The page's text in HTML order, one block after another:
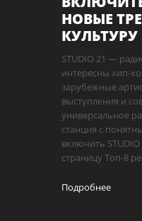
НОВЫЕ
КУЛЬТУРУ
STUDIO 21 —
интересны хип-
зарубежные
выступления и
универсальное
станция с
включить
страницу Топ-8
Подробнее